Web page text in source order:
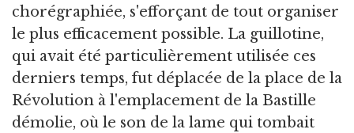
chorégraphiée, s'efforçant de tout organiser
le plus efficacement possible. La guillotine,
qui avait été particulièrement utilisée ces
derniers temps, fut déplacée de la place de la
Révolution à l'emplacement de la Bastille
démolie, où le son de la lame qui tombait